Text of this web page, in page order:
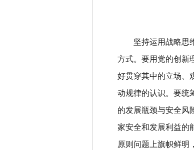
坚持运用战略思
方式。要用党的创新
好贯穿其中的立场、
动规律的认识。要统
的发展瓶颈与安全风
家安全和发展利益的
原则问题上旗帜鲜明